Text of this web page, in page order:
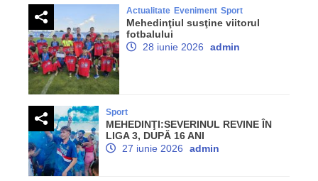
Actualitate Eveniment Sport
Mehedinţiul susţine viitorul
fotbalului
28 iunie 2026
admin
Sport
MEHEDINŢI:SEVERINUL REVINE ÎN
LIGA 3, DUPĂ 16 ANI
27 iunie 2026
admin